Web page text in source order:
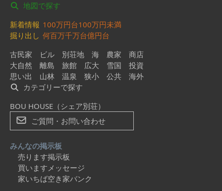
地図で探す
新着情報 100万円台100万円未満
掘り出し 何百万千万台億円台
古民家
ビル 別荘地 海 農家
商店
大自然
離島 旅館 広大 雪国
投資
思い出
山林 温泉 狭小 公共
海外
カテゴリーで探す
BOU HOUSE（シェア別荘）
ご質問・お問い合わせ
みんなの掲示板
売ります掲示板
買いますメッセージ
家いちば空き家バンク